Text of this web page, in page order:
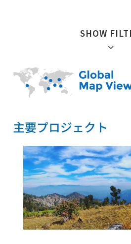
SHOW
絞り込み :
主要プ
リセット
主要プロジェクト